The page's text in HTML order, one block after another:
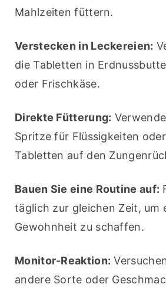
Mahlzeiten füttern.
Verstecken in Leckereien:
die Tabletten in
oder Frischkäse.
Direkte Fütterung:
Spritze für Flüssigkeiten
Tabletten auf den
Bauen Sie eine Routine auf:
täglich zur gleichen Zeit, um
Gewohnheit zu schaffen.
Monitor-Reaktion:
andere Sorte oder